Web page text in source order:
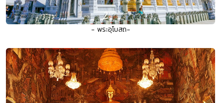
- พระอุโบสถ-